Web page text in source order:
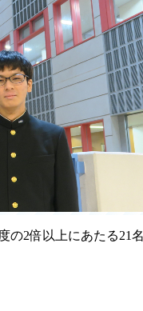
の2倍以上にあたる